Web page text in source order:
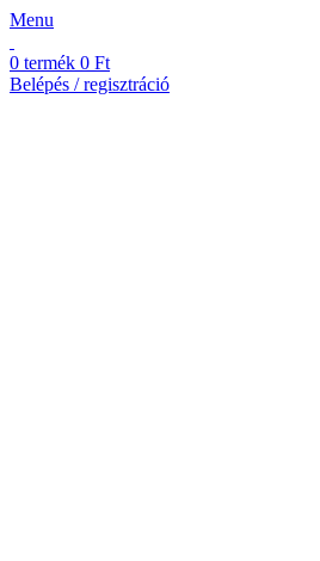
Menu
0 termék 0 Ft
Belépés / regisztráció